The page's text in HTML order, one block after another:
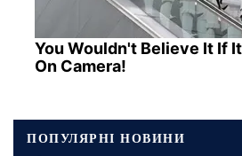
You Wouldn't Believe It If
On Camera!
ПОПУЛЯРНІ НОВИНИ